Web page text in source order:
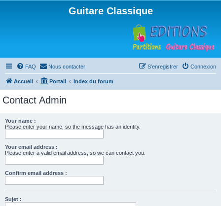
Guitare Classique
FAQ Nous contacter Connexion
S’enregistrer
Accueil Portail Index du forum
Contact Admin
Your name :
Please enter your name, so the message has an identity.
Your email address :
Please enter a valid email address, so we can contact you.
Confirm email address :
Sujet :